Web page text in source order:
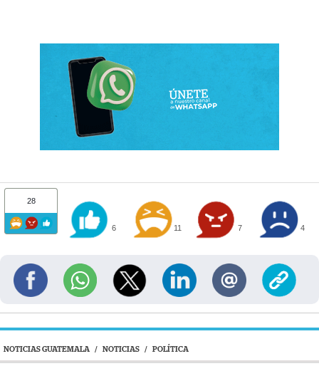
28
6 11 7 4
NOTICIAS GUATEMALA / NOTICIAS / POLÍTICA